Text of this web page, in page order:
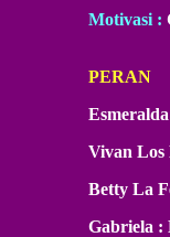
Motivasi :
PERAN
Vivan Los
Betty La
Gabriela :